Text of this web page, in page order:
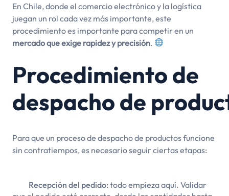
En Chile, donde el comercio electrónico y la logística
juegan un rol cada vez más importante, este
procedimiento es importante para competir en un
mercado que exige rapidez y precisión.
Procedimiento de
despacho de
Para que un proceso de despacho de productos funcione
sin contratiempos, es necesario seguir ciertas etapas:
Recepción del pedido:todo empieza aquí. Validar